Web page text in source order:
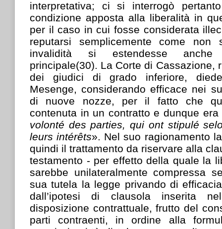
interpretativa; ci si interrogò
condizione apposta alla liberalità in
per il caso in cui fosse considerata
reputarsi semplicemente come
invalidità si estendesse anche
principale(30). La Corte di Cassazione,
dei giudici di grado inferiore,
Mesenge, considerando efficace nei
di nuove nozze, per il fatto che
contenuta in un contratto e dunque era
volonté des parties, qui ont stipulé
leurs intérêts». Nel suo ragionamento
quindi il trattamento da riservare alla
testamento - per effetto della quale la
sarebbe unilateralmente compressa
sua tutela la legge privando di
dall’ipotesi di clausola inserita
disposizione contrattuale, frutto del
parti contraenti, in ordine alla